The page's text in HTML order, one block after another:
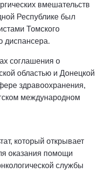
вмешательств
Республике был
Томского
диспансера.
соглашения о
областью и Донецкой
здравоохранения,
международном
который открывает
оказания помощи
службы